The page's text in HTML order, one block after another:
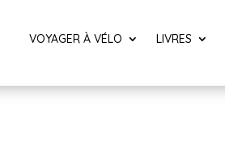
VOYAGER À VÉLO LIVRES